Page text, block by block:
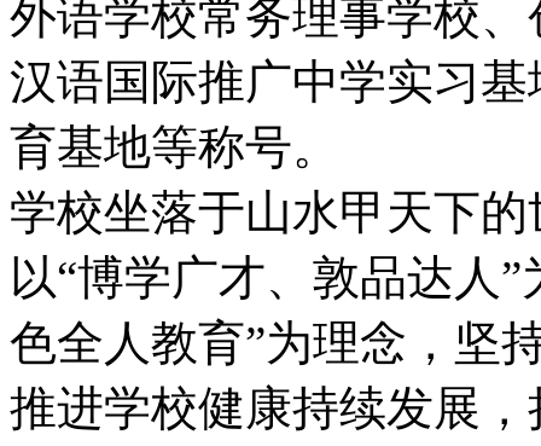
外语学校常务理事学校
汉语国际推广中学实习
育基地等称号。
学校坐落于山水甲天下
以“博学广才、敦品达人
色全人教育”为理念，坚
推进学校健康持续发展